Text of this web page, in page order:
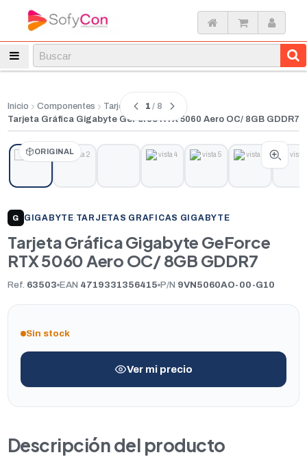
Inicio Componentes
Tarjetas Graficas
Tarjeta Gráfica Gigabyte GeForce RTX 5060 Aero OC/ 8GB GDDR7
ORIGINAL
1 / 8
G GIGABYTE TARJETAS GRAFICAS GIGABYTE
Tarjeta Gráfica Gigabyte GeForce
RTX 5060 Aero OC/ 8GB GDDR7
Ref. 63503 EAN 4719331356415 P/N 9VN5060AO-00-G10
Sin stock
Ver mi precio
Descripción del producto